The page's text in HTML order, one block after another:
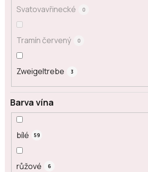
Svatovavřinecké 0
Tramín červený 0
Zweigeltrebe 3
Barva vína
bílé 59
růžové 6